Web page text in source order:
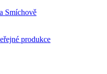
Smíchově
produkce